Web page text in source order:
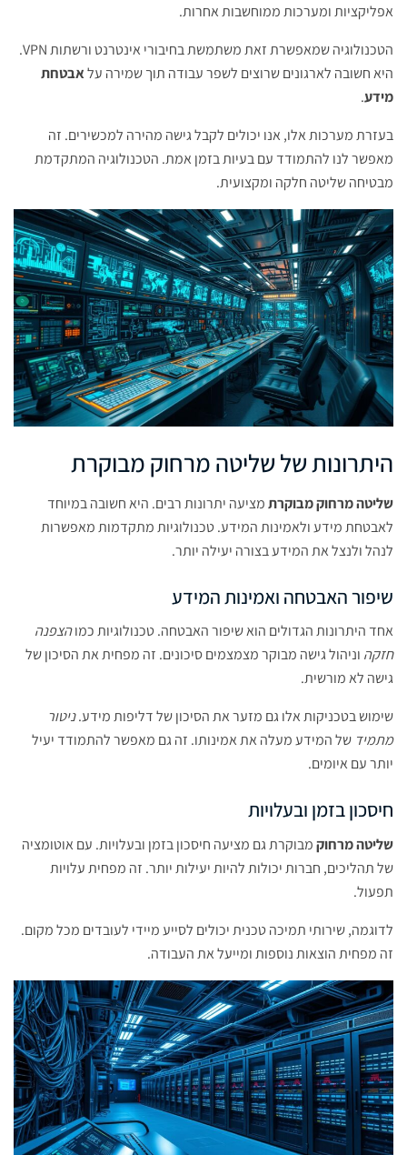
אפליקציות ומערכות ממוחשבות אחרות.
הטכנולוגיה שמאפשרת זאת משתמשת בחיבורי אינטרנט ורשתות VPN.
היא חשובה לארגונים שרוצים לשפר עבודה תוך שמירה עלאבטחת
מידע.
בעזרת מערכות אלו, אנו יכולים לקבל גישה מהירה למכשירים. זה
מאפשר לנו להתמודד עם בעיות בזמן אמת. הטכנולוגיה המתקדמת
מבטיחה שליטה חלקה ומקצועית.
היתרונות של שליטה מרחוק מבוקרת
שליטה מרחוק מבוקרתמציעה יתרונות רבים. היא חשובה במיוחד
לאבטחת מידע ולאמינות המידע. טכנולוגיות מתקדמות מאפשרות
לנהל ולנצל את המידע בצורה יעילה יותר.
שיפור האבטחה ואמינות המידע
אחד היתרונות הגדולים הוא שיפור האבטחה. טכנולוגיות כמוהצפנה
חזקה וניהול גישה מבוקר מצמצמים סיכונים. זה מפחית את הסיכון של
גישה לא מורשית.
שימוש בטכניקות אלו גם מזער את הסיכון של דליפות מידע.ניטור
מתמיד של המידע מעלה את אמינותו. זה גם מאפשר להתמודד יעיל
יותר עם איומים.
חיסכון בזמן ובעלויות
שליטה מרחוקמבוקרת גם מציעה חיסכון בזמן ובעלויות. עם אוטומציה
של תהליכים, חברות יכולות להיות יעילות יותר. זה מפחית עלויות
תפעול.
לדוגמה, שירותי תמיכה טכנית יכולים לסייע מיידי לעובדים מכל מקום.
זה מפחית הוצאות נוספות ומייעל את העבודה.